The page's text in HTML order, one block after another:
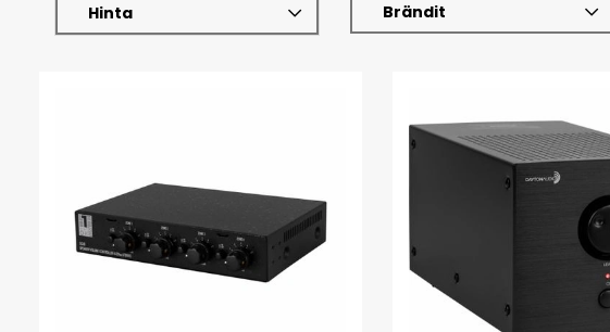
Hinta Brändit